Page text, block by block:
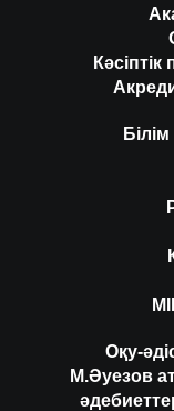
Оқу-
М.Әуезов